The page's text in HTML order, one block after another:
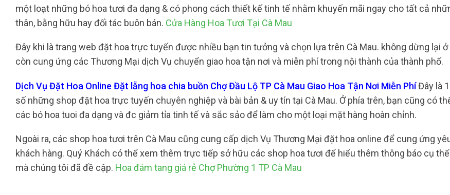
một loạt những bó hoa tươi đa dạng & có phong cách thiết kế tinh tế nhằm khuyến mãi ngay cho tất cả
thân, bằng hữu hay đối tác buôn bán. Cửa Hàng Hoa Tươi Tại Cà Mau
Đây khi là trang web đặt hoa trực tuyến được nhiều bạn tin tưởng và chọn lựa trên Cà Mau. không dừng lại
còn cung ứng các Thương Mại dịch Vụ chuyển giao hoa tận nơi và miễn phí trong nội thành của thành phố.
Dịch Vụ Đặt Hoa Online Đặt lẵng hoa chia buồn Chợ Đầu Lộ TP Cà Mau Giao Hoa Tận Nơi Miễn PhíĐây là
số những shop đặt hoa trực tuyến chuyên nghiệp và bài bản & uy tín tại Cà Mau. Ở phía trên, bạn cũng có
các bó hoa tuoi đa dạng và đc giảm tỉa tinh tế và sắc sảo để làm cho một loại mặt hàng hoàn chỉnh.
Ngoài ra, các shop hoa tươi trên Cà Mau cũng cung cấp dịch Vụ Thương Mại đặt hoa online để cung ứng
khách hàng. Quý Khách có thể xem thêm trực tiếp sở hữu các shop hoa tươi để hiểu thêm thông báo cụ
mà chúng tôi đã đề cập. Hoa đám tang giá rẻ Chợ Phường 1 TP Cà Mau